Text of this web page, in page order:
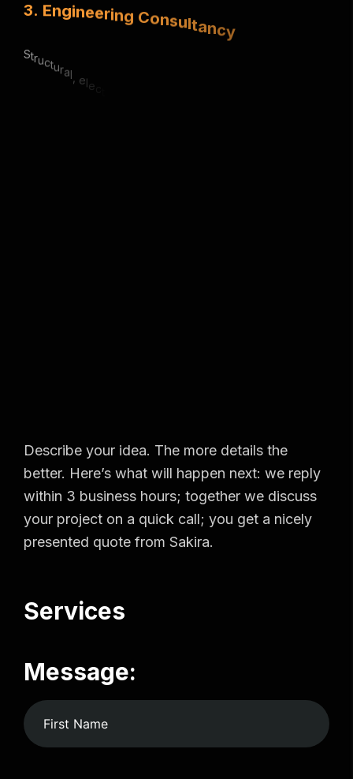
3. Engineering C o
ni c al exper
. Urban P
Describe your idea. The more details the
better. Here’s what will happen next: we reply
within 3 business hours; together we discuss
your project on a quick call; you get a nicely
presented quote from Sakira.
Services
Message: